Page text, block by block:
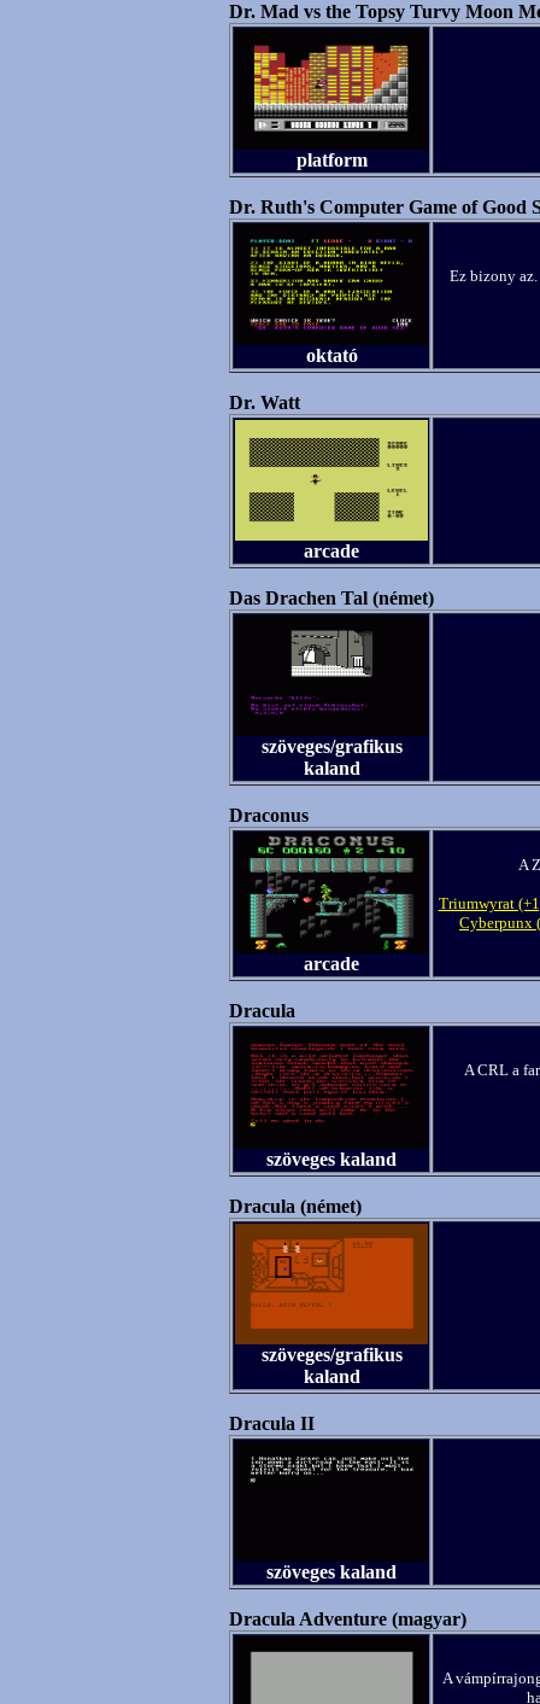
Dr. Mad vs the Topsy Turvy Moon
platform
Dr. Ruth's Computer Game of Good
oktató
Ez bizony
Dr. Watt
arcade
Das Drachen Tal (német)
szöveges/grafikus
kaland
Draconus
arcade
A
Triumwyrat
Cyberpunx
Dracula
szöveges kaland
A CRL a
Dracula (német)
szöveges/grafikus
kaland
Dracula II
szöveges kaland
Dracula Adventure (magyar)
A